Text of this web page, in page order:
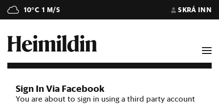
10°C 1 M/S SKRÁ INN
Sign In Via Facebook
You are about to sign in using a third party account